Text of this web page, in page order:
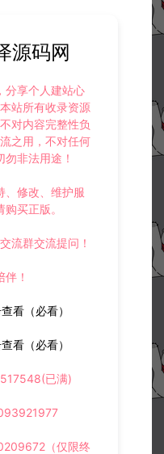
先 登录
源码网
分享个人建站心
站所有收录资源
对内容完整性负
之用，不对任何
非法用途！
、修改、维护服
买正版。
流群交流提问！
！
看（必看）
看（必看）
已满)
（仅限终